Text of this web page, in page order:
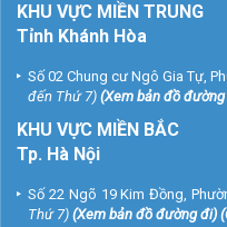
KHU VỰC MIỀN TRUNG
Tỉnh Khánh Hòa
Số 02 Chung cư Ngô Gia Tự,
đến Thứ 7) (Xem bản đồ
KHU VỰC MIỀN BẮC
Tp. Hà Nội
Số 22 Ngõ 19 Kim Đồng,
Thứ 7) (Xem bản đồ đường đi)